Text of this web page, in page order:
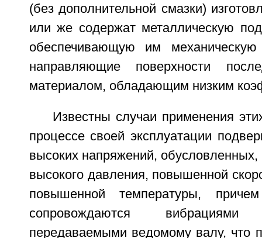
(без дополнительной смазки)
или же содержат металлическую
обеспечивающую им механическую
направляющие поверхности
материалом, обладающим низким
Известны случаи применения
процессе своей эксплуатации
высоких напряжений,
высокого давления, повышенной
повышенной температуры,
сопровождаются
передаваемыми ведомому валу, что